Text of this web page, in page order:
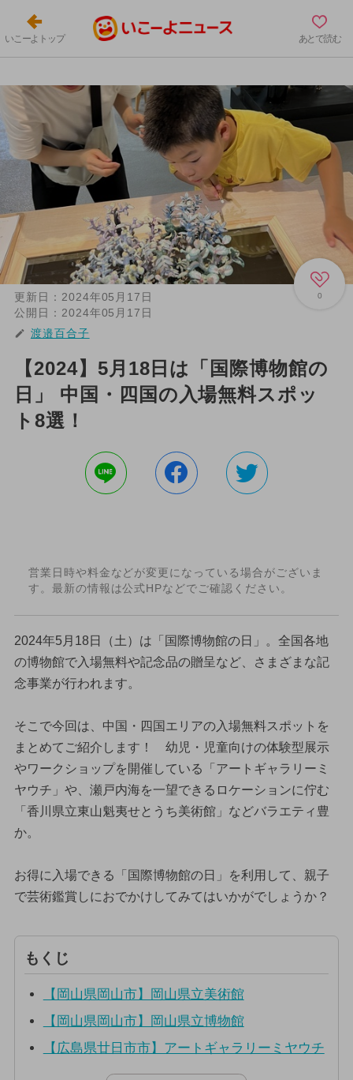
いこーよトップ あとで読む
0
更新日： 2024年05月17日
公開日： 2024年05月17日
渡邉百合子
【2024】5月18日は「国際博物館の
日」 中国・四国の入場無料スポッ
ト8選！
営業日時や料金などが変更になっている場合がございま
す。最新の情報は公式HPなどでご確認ください。
2024年5月18日（土）は「国際博物館の日」。全国各地
の博物館で入場無料や記念品の贈呈など、さまざまな記
念事業が行われます。
そこで今回は、中国・四国エリアの入場無料スポットを
まとめてご紹介します！ 幼児・児童向けの体験型展示
やワークショップを開催している「アートギャラリーミ
ヤウチ」や、瀬戸内海を一望できるロケーションに佇む
「香川県立東山魁夷せとうち美術館」などバラエティ豊
か。
お得に入場できる「国際博物館の日」を利用して、親子
で芸術鑑賞しにおでかけしてみてはいかがでしょうか？
もくじ
【岡山県岡山市】岡山県立美術館
【岡山県岡山市】岡山県立博物館
【広島県廿日市市】アートギャラリーミヤウチ